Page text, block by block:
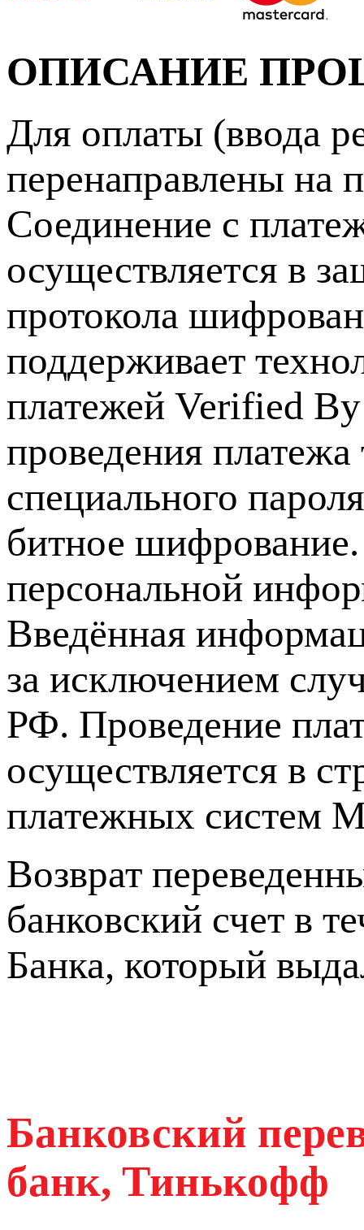
ОПИСАНИЕ
Для оплаты (ввода
перенаправлены
Соединение с
осуществляется в
протокола
поддерживает
платежей Verified
проведения
специального
битное
персональной
Введённая
за исключением
РФ. Проведение
осуществляется в
платежных систем
Возврат
банковский счет в
Банка, который
Банковский
банк, Тинькофф